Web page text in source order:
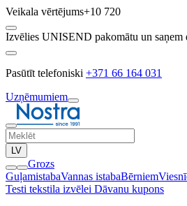
Veikala vērtējums+10 720
Izvēlies UNISEND pakomātu un saņem
Pasūtīt telefoniski +371 66 164 031
Uzņēmumiem
LV
Grozs
GuļamistabaVannas istabaBērniem
Testi tekstila izvēlei Dāvanu kupons